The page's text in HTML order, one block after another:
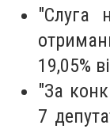
"Слуга
19,05%
"За
7